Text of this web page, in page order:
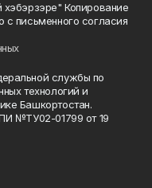
Копирование
письменного согласия
службы по
технологий и
Башкортостан.
№ТУ02-01799 от 19